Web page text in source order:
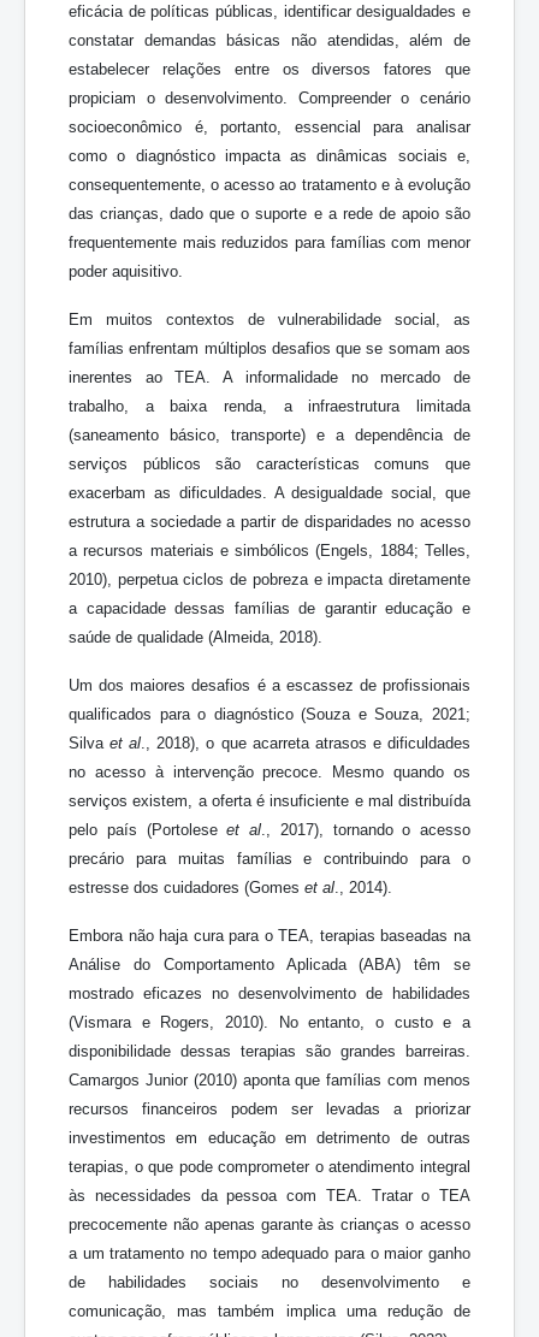
eficácia de políticas públicas, identificar desigualdades e
constatar demandas básicas não atendidas, além de
estabelecer relações entre os diversos fatores que
propiciam o desenvolvimento. Compreender o cenário
socioeconômico é, portanto, essencial para analisar
como o diagnóstico impacta as dinâmicas sociais e,
consequentemente, o acesso ao tratamento e à evolução
das crianças, dado que o suporte e a rede de apoio são
frequentemente mais reduzidos para famílias com menor
poder aquisitivo.
Em muitos contextos de vulnerabilidade social, as
famílias enfrentam múltiplos desafios que se somam aos
inerentes ao TEA. A informalidade no mercado de
trabalho, a baixa renda, a infraestrutura limitada
(saneamento básico, transporte) e a dependência de
serviços públicos são características comuns que
exacerbam as dificuldades. A desigualdade social, que
estrutura a sociedade a partir de disparidades no acesso
a recursos materiais e simbólicos (Engels, 1884; Telles,
2010), perpetua ciclos de pobreza e impacta diretamente
a capacidade dessas famílias de garantir educação e
saúde de qualidade (Almeida, 2018).
Um dos maiores desafios é a escassez de profissionais
qualificados para o diagnóstico (Souza e Souza, 2021;
Silvaet al ., 2018), o que acarreta atrasos e dificuldades
no acesso à intervenção precoce. Mesmo quando os
serviços existem, a oferta é insuficiente e mal distribuída
pelo país (Portoleseet al ., 2017), tornando o acesso
precário para muitas famílias e contribuindo para o
estresse dos cuidadores (Gomes et al ., 2014).
Embora não haja cura para o TEA, terapias baseadas na
Análise do Comportamento Aplicada (ABA) têm se
mostrado eficazes no desenvolvimento de habilidades
(Vismara e Rogers, 2010). No entanto, o custo e a
disponibilidade dessas terapias são grandes barreiras.
Camargos Junior (2010) aponta que famílias com menos
recursos financeiros podem ser levadas a priorizar
investimentos em educação em detrimento de outras
terapias, o que pode comprometer o atendimento integral
às necessidades da pessoa com TEA. Tratar o TEA
precocemente não apenas garante às crianças o acesso
a um tratamento no tempo adequado para o maior ganho
de habilidades sociais no desenvolvimento e
comunicação, mas também implica uma redução de